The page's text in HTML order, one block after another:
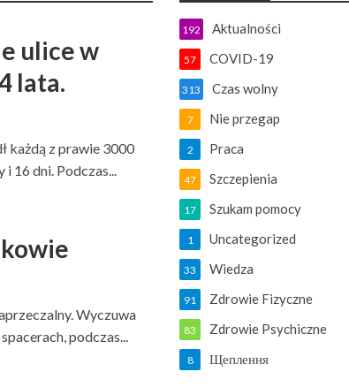
ulice w
lata.
każdą z prawie 3000
16 dni. Podczas...
Wyczuwa
podczas...
Aktualności
192
COVID-19
57
Czas wolny
313
Nie przegap
7
Praca
2
Szczepienia
47
Szukam pomocy
17
Uncategorized
1
Wiedza
33
Zdrowie Fizyczne
91
Zdrowie Psychiczne
83
Щеплення
8